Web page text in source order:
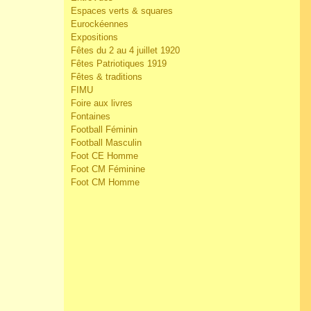
Espaces verts & squares
Eurockéennes
Expositions
Fêtes du 2 au 4 juillet 1920
Fêtes Patriotiques 1919
Fêtes & traditions
FIMU
Foire aux livres
Fontaines
Football Féminin
Football Masculin
Foot CE Homme
Foot CM Féminine
Foot CM Homme